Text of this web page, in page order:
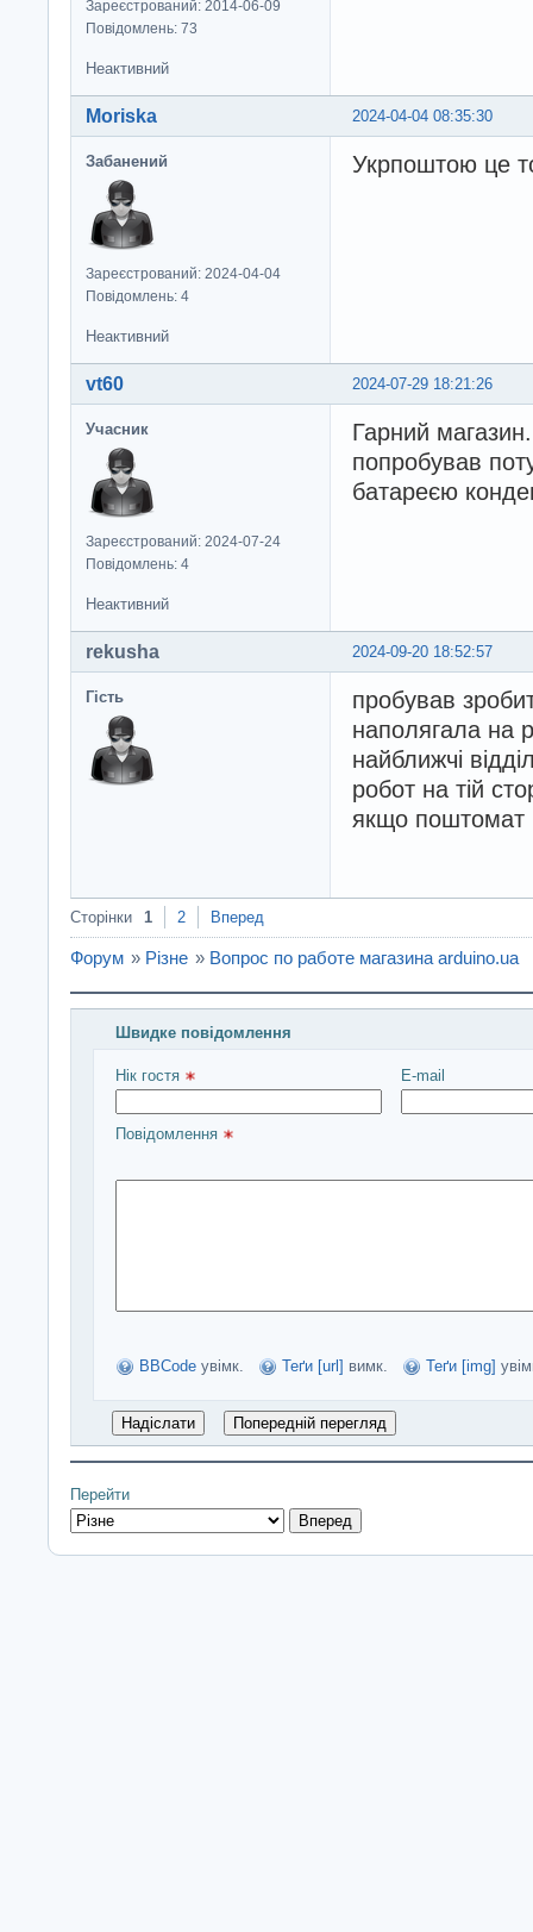
Зареєстрований: 2014-06-09
Повідомлень: 73
Неактивний
2024-04-04 08:35:30
Moriska
Забанений
Зареєстрований: 2024-04-04
Повідомлень: 4
Укрпоштою це
Неактивний
2024-07-29 18:21:26
vt60
Учасник
Зареєстрований: 2024-07-24
Повідомлень: 4
Гарний
попробував
батареєю
Неактивний
2024-09-20 18:52:57
rekusha
Гість
пробував
наполягала на
найближчі
робот на тій
якщо поштомат
Сторінки 1 2 Вперед
Форум » Різне » Вопрос по работе магазина arduino.ua
Швидке повідомлення
Введіть повідомлення і натисніть Надіслати
Нік гостя E-mail
Повідомлення
BBCode увімк. Теґи [url] вимк. Теґи [img]
Перейти